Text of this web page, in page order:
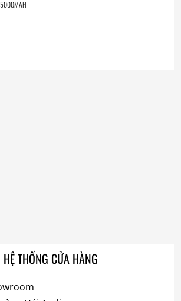
5000MAH
THỐNG CỬA HÀNG